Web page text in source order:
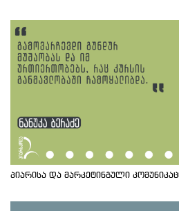
პიარისა და მარკეტინგული